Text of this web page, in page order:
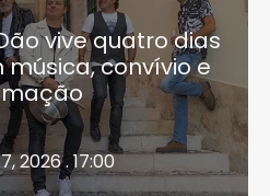
vive quatro dias
convívio e
2026 . 17:00